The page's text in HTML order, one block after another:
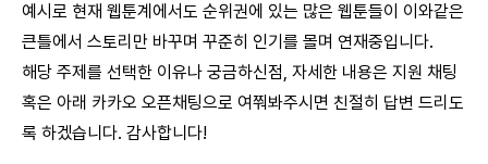
예시로 현재 웹툰계에서도 순위권에 있는 많은 웹툰들이 이와같은
큰틀에서 스토리만 바꾸며 꾸준히 인기를 몰며 연재중입니다.
해당 주제를 선택한 이유나 궁금하신점, 자세한 내용은 지원 채팅
혹은 아래 카카오 오픈채팅으로 여쭤봐주시면 친절히 답변 드리도
록 하겠습니다. 감사합니다!